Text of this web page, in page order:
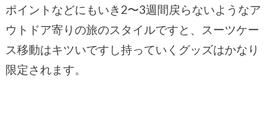
ポイントなどにもいき2〜3週間戻らないようなア
ウトドア寄りの旅のスタイルですと、スーツケー
ス移動はキツいですし持っていくグッズはかなり
限定されます。